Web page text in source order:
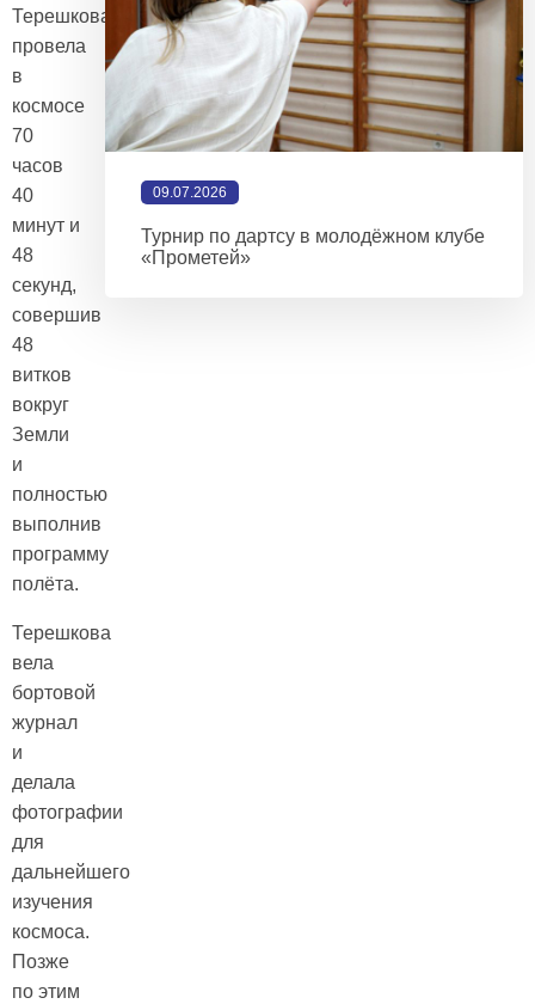
Терешкова
провела
в
космосе
70
часов
40
минут и
48
секунд,
совершив
48
витков
вокруг
Земли
и
полностью
выполнив
программу
полёта.
Терешкова
вела
бортовой
журнал
и
делала
фотографии
для
дальнейшего
изучения
космоса.
Позже
по этим
09.07.2026
Турнир по дартсу в молодёжном клубе
«Прометей»